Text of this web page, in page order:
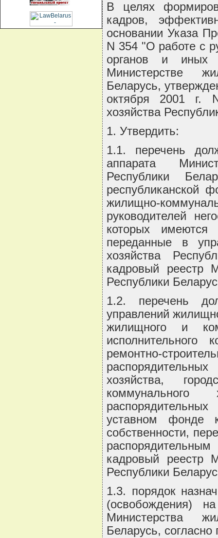
В целях
кадров,
основании Указа
N 354 "О работе с
органов и иных
Министерстве
Беларусь,
октября 2001 г.
хозяйства
1. Утвердить:
1.1. перечень
аппарата
Республики
республиканской
жилищно-
руководителей
которых имеются
переданные в
хозяйства
кадровый реестр
Республики
1.2. перечень
управлений
жилищного и
исполнительного
ремонтно-
распорядительных
хозяйства,
уставном фонде
собственности,
кадровый реестр
Республики
1.3. порядок
(освобождения)
Министерства
Беларусь,